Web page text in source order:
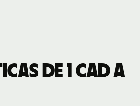
de 1 CAD a